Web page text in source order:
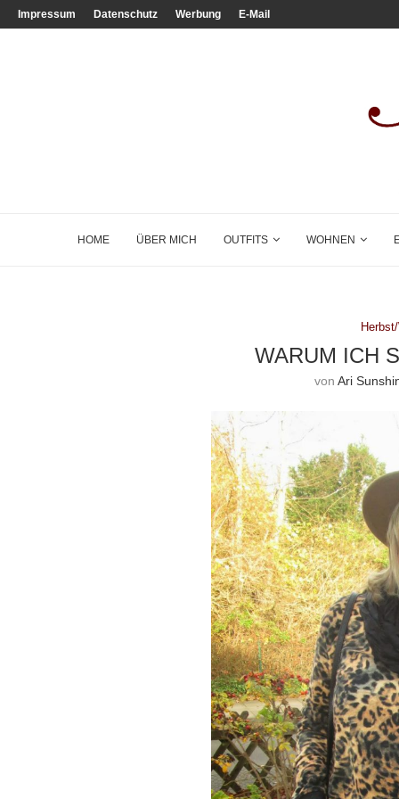
Impressum Datenschutz Werbung E-Mail
HOME ÜBER MICH OUTFITS WOHNEN
WARUM ICH
von Ari